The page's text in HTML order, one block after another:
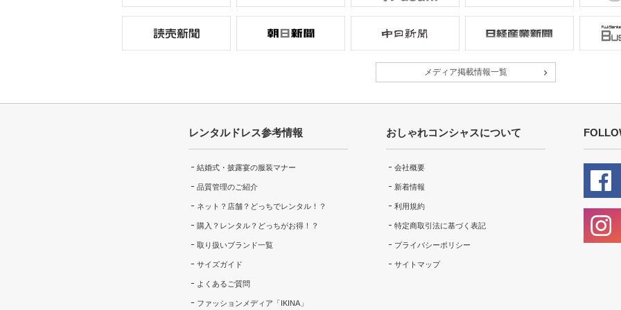
メディア掲載情報一覧
レンタルドレス参考情報
結婚式・披露宴の服装マナー
品質管理のご紹介
ネット？店舗？どっちでレンタル！？
購入？レンタル？どっちがお得！？
取り扱いブランド一覧
サイズガイド
よくあるご質問
ファッションメディア「IKINA」
おしゃれコンシャスについて
会社概要
新着情報
利用規約
特定商取引法に基づく表記
プライバシーポリシー
サイトマップ